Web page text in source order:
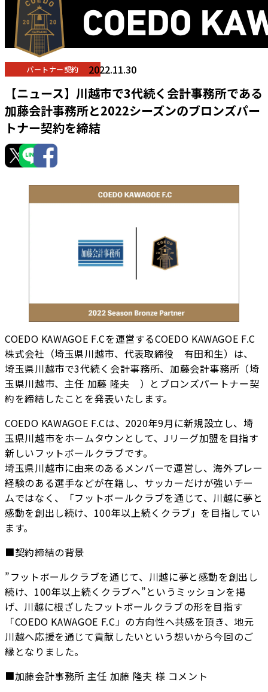
パートナー契約 2022.11.30
【ニュース】川越市で3代続く会計事務所である
加藤会計事務所と2022シーズンのブロンズパー
トナー契約を締結
COEDO KAWAGOE F.Cを運営するCOEDO KAWAGOE F.C
株式会社（埼玉県川越市、代表取締役 有田和生）は、
埼玉県川越市で3代続く会計事務所、加藤会計事務所（埼
玉県川越市、主任 加藤 隆夫 ）とブロンズパートナー契
約を締結したことを発表いたします。
COEDO KAWAGOE F.Cは、2020年9月に新規設立し、埼
玉県川越市をホームタウンとして、Jリーグ加盟を目指す
新しいフットボールクラブです。
埼玉県川越市に由来のあるメンバーで運営し、海外プレー
経験のある選手などが在籍し、サッカーだけが強いチー
ムではなく、「フットボールクラブを通じて、川越に夢と
感動を創出し続け、100年以上続くクラブ」を目指してい
ます。
■契約締結の背景
”フットボールクラブを通じて、川越に夢と感動を創出し
続け、100年以上続くクラブへ”というミッションを掲
げ、川越に根ざしたフットボールクラブの形を目指す
「COEDO KAWAGOE F.C」の方向性へ共感を頂き、地元
川越へ応援を通じて貢献したいという想いから今回のご
縁となりました。
■加藤会計事務所 主任 加藤 隆夫 様 コメント